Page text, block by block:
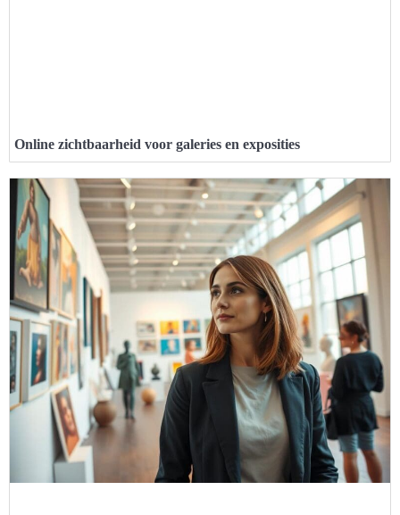
Online zichtbaarheid voor galeries en exposities